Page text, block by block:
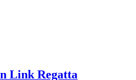
Link Regatta